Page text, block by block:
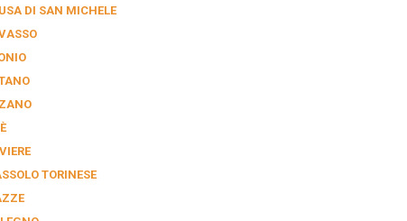
DI SAN MICHELE
TORINESE